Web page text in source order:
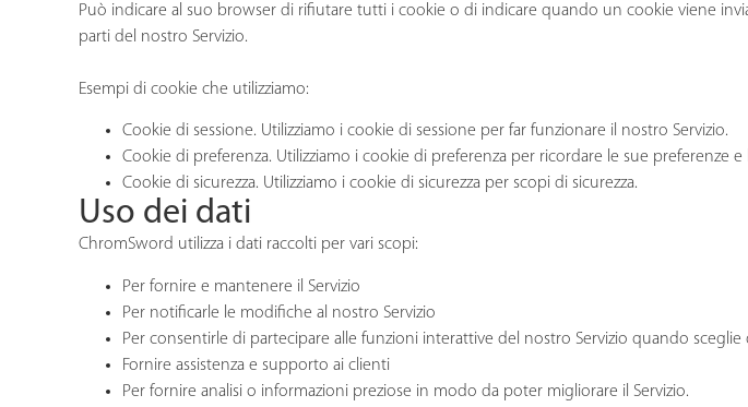
Può indicare al suo browser di rifiutare tutti i cookie o di indicare quando un cookie viene
parti del nostro Servizio.
Esempi di cookie che utilizziamo:
Cookie di sessione. Utilizziamo i cookie di sessione per far funzionare il nostro Servizio.
Cookie di preferenza. Utilizziamo i cookie di preferenza per ricordare le sue preferenze e
Cookie di sicurezza. Utilizziamo i cookie di sicurezza per scopi di sicurezza.
Uso dei dati
ChromSword utilizza i dati raccolti per vari scopi:
Per fornire e mantenere il Servizio
Per notificarle le modifiche al nostro Servizio
Per consentirle di partecipare alle funzioni interattive del nostro Servizio quando sceglie
Fornire assistenza e supporto ai clienti
Per fornire analisi o informazioni preziose in modo da poter migliorare il Servizio.